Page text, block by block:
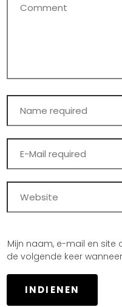
Mijn naam, e-mail en site
de volgende keer